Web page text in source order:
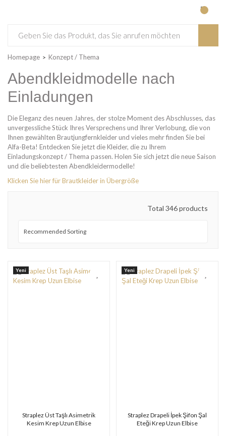
Homepage Konzept / Thema
Abendkleidmodelle nach
Einladungen
Die Eleganz des neuen Jahres, der stolze Moment des Abschlusses, das
unvergessliche Stück Ihres Versprechens und Ihrer Verlobung, die von
Ihnen gewählten Brautjungfernkleider und vieles mehr finden Sie bei
Alfa-Beta! Entdecken Sie jetzt die Kleider, die zu Ihrem
Einladungskonzept / Thema passen. Holen Sie sich jetzt die neue Saison
und die beliebtesten Abendkleidermodelle!
Klicken Sie hier für Brautkleider in Übergröße
Total 346 products
Yeni
Straplez Üst Taşlı Asimetrik
Kesim Krep Uzun Elbise
Yeni
Straplez Drapeli İpek Şifon Şal
Eteği Krep Uzun Elbise